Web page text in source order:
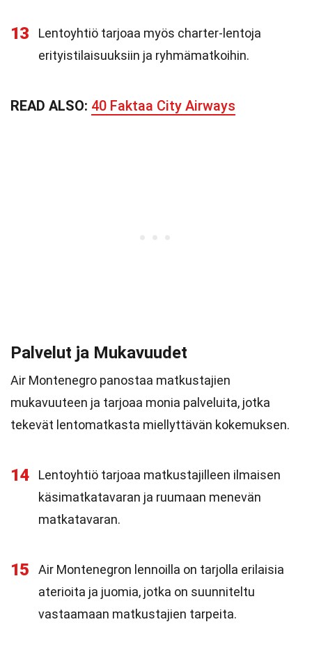
13
Lentoyhtiö tarjoaa myös charter-lentoja
erityistilaisuuksiin ja ryhmämatkoihin.
READ ALSO: 40 Faktaa City Airways
Palvelut ja Mukavuudet
Air Montenegro panostaa matkustajien
mukavuuteen ja tarjoaa monia palveluita, jotka
tekevät lentomatkasta miellyttävän kokemuksen.
14
Lentoyhtiö tarjoaa matkustajilleen ilmaisen
käsimatkatavaran ja ruumaan menevän
matkatavaran.
15
Air Montenegron lennoilla on tarjolla erilaisia
aterioita ja juomia, jotka on suunniteltu
vastaamaan matkustajien tarpeita.